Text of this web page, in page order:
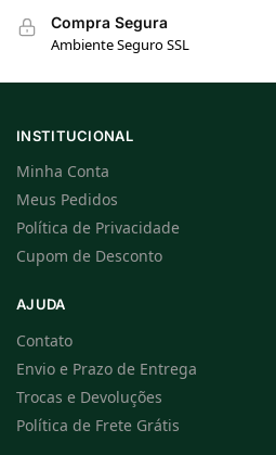
Compra Segura
Ambiente Seguro SSL
INSTITUCIONAL
Minha Conta
Meus Pedidos
Política de Privacidade
Cupom de Desconto
AJUDA
Contato
Envio e Prazo de Entrega
Trocas e Devoluções
Política de Frete Grátis